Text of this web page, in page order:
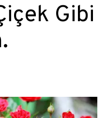
Gibi